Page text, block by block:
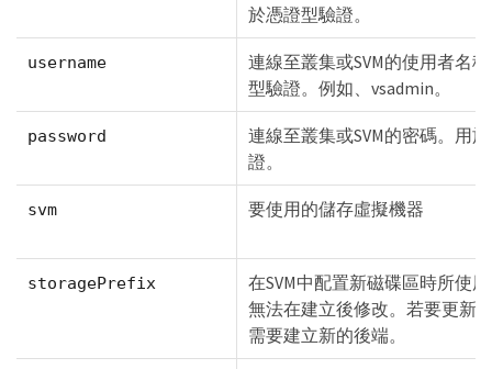
於憑證型驗證。
username
連線至叢集或SVM的使用者名
型驗證。例如、vsadmin。
password
連線至叢集或SVM的密碼。用
證。
svm 要使用的儲存虛擬機器
storagePrefix
在SVM中配置新磁碟區時所使
無法在建立後修改。若要更新
需要建立新的後端。